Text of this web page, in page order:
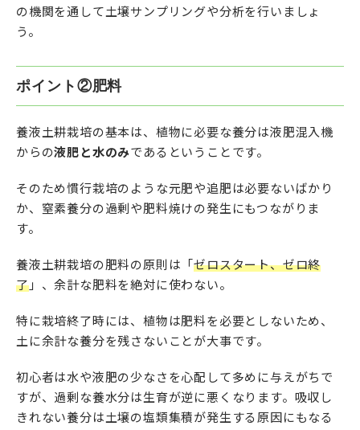
の機関を通して土壌サンプリングや分析を行いましょ
う。
ポイント②肥料
養液土耕栽培の基本は、植物に必要な養分は液肥混入機
からの液肥と水のみであるということです。
そのため慣行栽培のような元肥や追肥は必要ないばかり
か、窒素養分の過剰や肥料焼けの発生にもつながりま
す。
養液土耕栽培の肥料の原則は「ゼロスタート、ゼロ終
了」、余計な肥料を絶対に使わない。
特に栽培終了時には、植物は肥料を必要としないため、
土に余計な養分を残さないことが大事です。
初心者は水や液肥の少なさを心配して多めに与えがちで
すが、過剰な養水分は生育が逆に悪くなります。吸収し
きれない養分は土壌の塩類集積が発生する原因にもなる